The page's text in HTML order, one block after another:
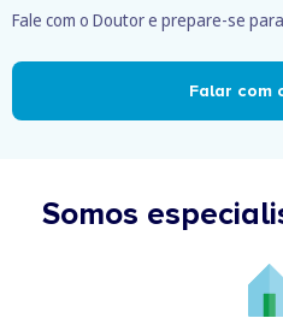
Fale com o Doutor e prepare-se
Falar com
Somos